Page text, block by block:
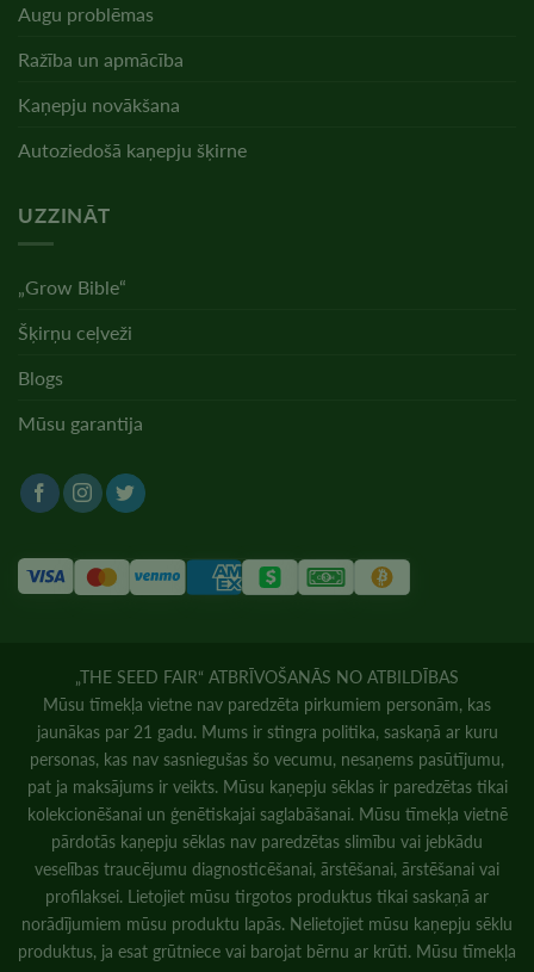
Augu problēmas
Ražība un apmācība
Kaņepju novākšana
Autoziedošā kaņepju šķirne
UZZINĀT
„Grow Bible“
Šķirņu ceļveži
Blogs
Mūsu garantija
„THE SEED FAIR“ ATBRĪVOŠANĀS NO ATBILDĪBAS
Mūsu tīmekļa vietne nav paredzēta pirkumiem personām, kas
jaunākas par 21 gadu. Mums ir stingra politika, saskaņā ar kuru
personas, kas nav sasniegušas šo vecumu, nesaņems pasūtījumu,
pat ja maksājums ir veikts. Mūsu kaņepju sēklas ir paredzētas tikai
kolekcionēšanai un ģenētiskajai saglabāšanai. Mūsu tīmekļa vietnē
pārdotās kaņepju sēklas nav paredzētas slimību vai jebkādu
veselības traucējumu diagnosticēšanai, ārstēšanai, ārstēšanai vai
profilaksei. Lietojiet mūsu tirgotos produktus tikai saskaņā ar
norādījumiem mūsu produktu lapās. Nelietojiet mūsu kaņepju sēklu
produktus, ja esat grūtniece vai barojat bērnu ar krūti. Mūsu tīmekļa